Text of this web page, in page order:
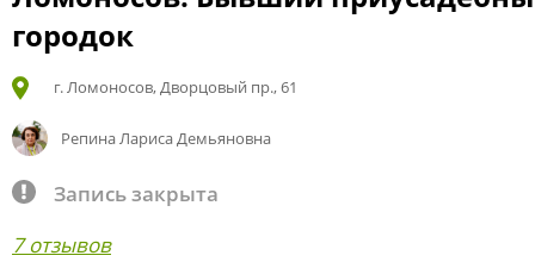
городок
г. Ломоносов, Дворцовый пр., 61
Репина Лариса Демьяновна
Запись закрыта
7 отзывов